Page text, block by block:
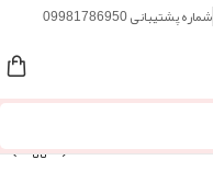
شماره پشتیبانی 09981786950